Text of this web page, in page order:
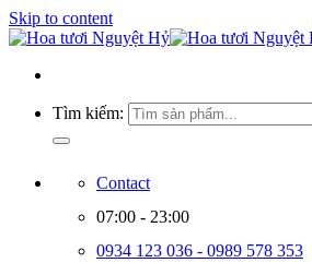
Skip to content
Tìm kiếm:
Contact
07:00 - 23:00
0934 123 036 - 0989 578 353